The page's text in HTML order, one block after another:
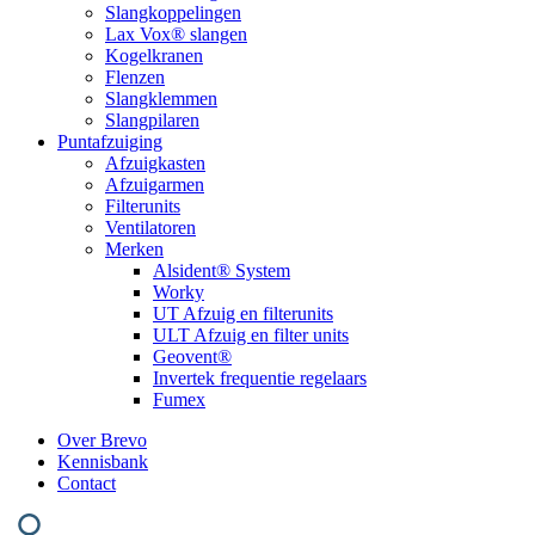
Slangkoppelingen
Lax Vox® slangen
Kogelkranen
Flenzen
Slangklemmen
Slangpilaren
Puntafzuiging
Afzuigkasten
Afzuigarmen
Filterunits
Ventilatoren
Merken
Alsident® System
Worky
UT Afzuig en filterunits
ULT Afzuig en filter units
Geovent®
Invertek frequentie regelaars
Fumex
Over Brevo
Kennisbank
Contact